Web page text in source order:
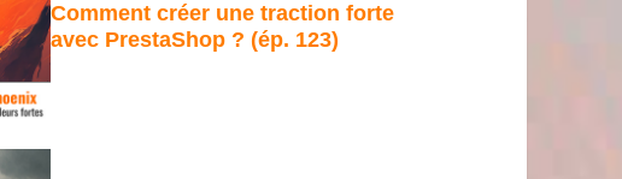
Comment créer une traction forte
avec PrestaShop ? (ép. 123)